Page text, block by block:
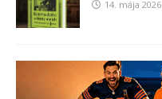
14. mája 2026